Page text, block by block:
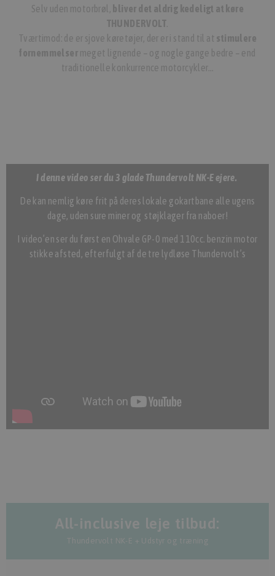
Selv uden motorbrøl, bliver det aldrig kedeligt at køre
THUNDERVOLT
Tværtimod: de er sjove køretøjer, der er i stand til at stimulere
fornemmelser meget lignende – og nogle gange bedre – end
traditionelle konkurrence motorcykler…
I denne video ser du 3 glade Thundervolt NK-E ejere.
De kan nemlig køre frit på deres lokale gokartbane alle ugens
dage, uden sure miner og støjklager fra naboer!
I video’en ser du først en Ohvale GP-0 med 110cc. benzin motor
stikke afsted, efterfulgt af de tre lydløse Thundervolt’s
All-inclusive leje tilbud:
Thundervolt NK-E + Udstyr og træning